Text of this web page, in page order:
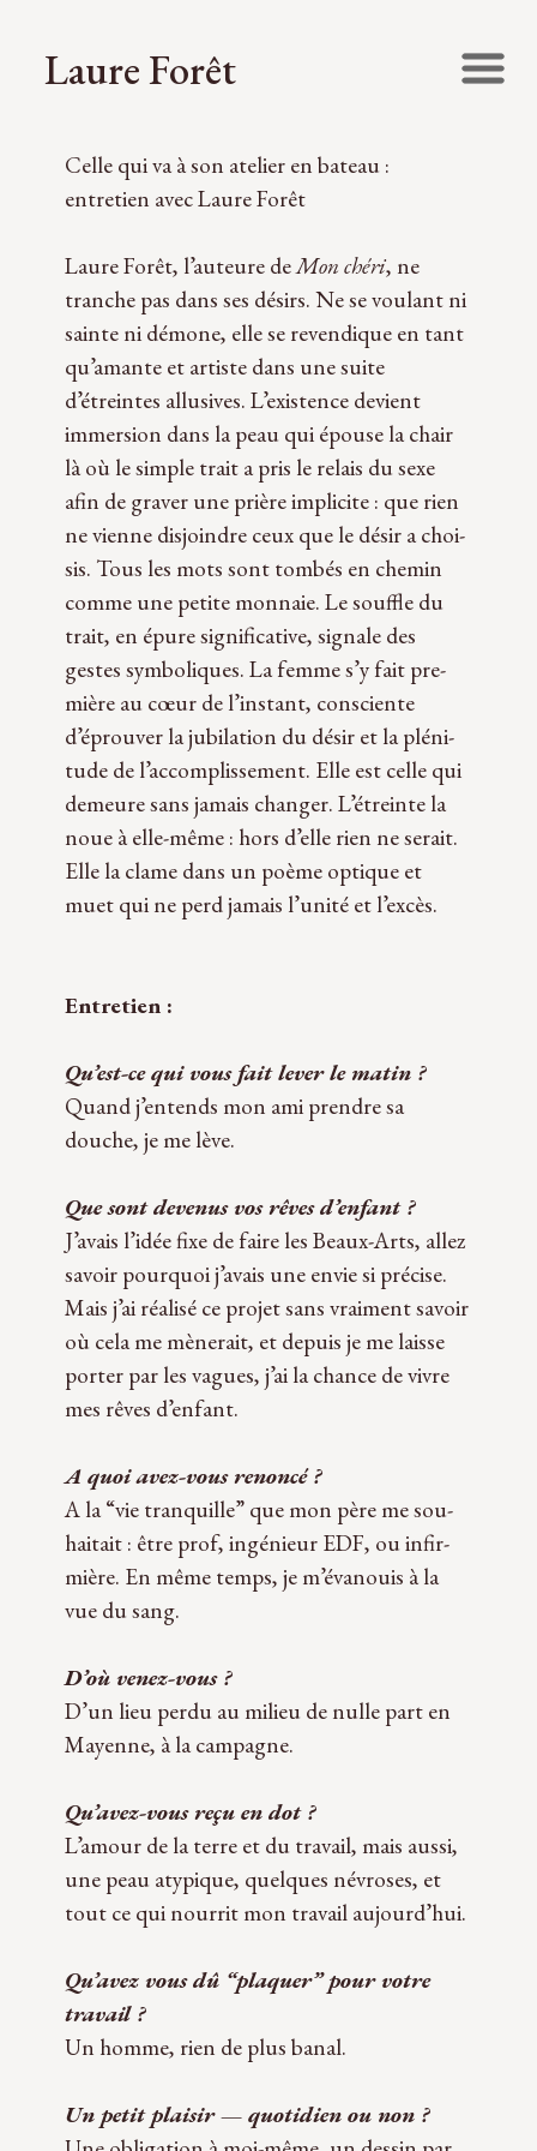
Laure Forêt
Celle qui va à son atelier en bateau :
entretien avec Laure Forêt
Laure Forêt, l’auteure deMon chéri, ne
tranche pas dans ses désirs. Ne se vou­lant ni
sainte ni démone, elle se reven­dique en tant
qu’amante et artiste dans une suite
d’étreintes allu­sives. L’existence devient
immer­sion dans la peau qui épouse la chair
là où le simple trait a pris le relais du sexe
afin de gra­ver une prière impli­cite : que rien
ne vienne dis­joindre ceux que le désir a choi­
sis. Tous les mots sont tom­bés en che­min
comme une petite mon­naie. Le souffle du
trait, en épure signi­fi­ca­tive, signale des
gestes sym­bo­liques. La femme s’y fait pre­
mière au cœur de l’instant, consciente
d’éprouver la jubi­la­tion du désir et la plé­ni­
tude de l’accomplissement. Elle est celle qui
demeure sans jamais chan­ger. L’étreinte la
noue à elle-même : hors d’elle rien ne serait.
Elle la clame dans un poème optique et
muet qui ne perd jamais l’unité et l’excès.
Entre­tien :
Qu’est-ce qui vous fait lever le matin ?
Quand j’entends mon ami prendre sa
douche, je me lève.
Que sont deve­nus vos rêves d’enfant ?
J’avais l’idée fixe de faire les Beaux-Arts, allez
savoir pour­quoi j’avais une envie si pré­cise.
Mais j’ai réa­lisé ce pro­jet sans vrai­ment savoir
où cela me mène­rait, et depuis je me laisse
por­ter par les vagues, j’ai la chance de vivre
mes rêves d’enfant.
A quoi avez-vous renoncé ?
A la “vie tran­quille” que mon père me sou­
hai­tait : être prof, ingé­nieur EDF, ou infir­
mière. En même temps, je m’évanouis à la
vue du sang.
D’où venez-vous ?
D’un lieu perdu au milieu de nulle part en
Mayenne, à la campagne.
Qu’avez-vous reçu en dot ?
L’amour de la terre et du tra­vail, mais aussi,
une peau aty­pique, quelques névroses, et
tout ce qui nour­rit mon tra­vail aujourd’hui.
Qu’avez vous dû “pla­quer” pour votre
tra­vail ?
Un homme, rien de plus banal.
Un petit plai­sir — quo­ti­dien ou non ?